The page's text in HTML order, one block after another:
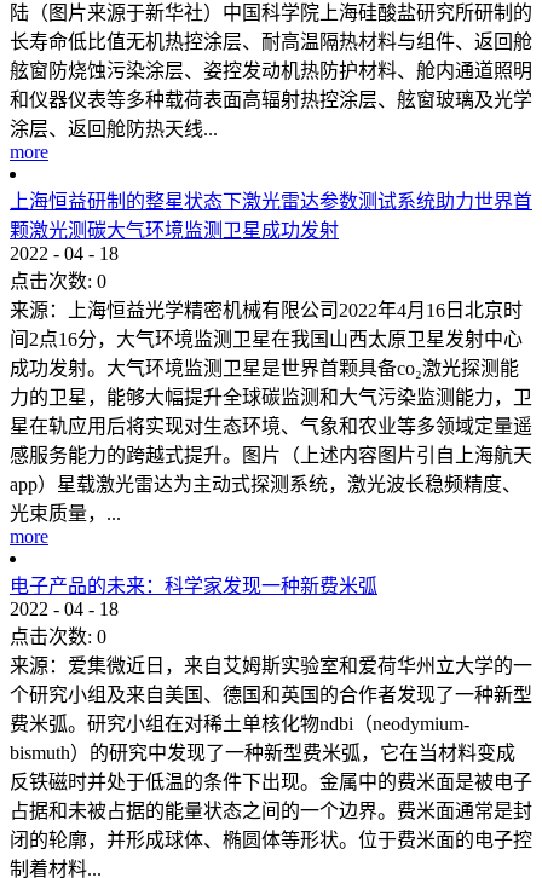
陆（图片来源于新华社）中国科学院上海硅酸盐研究所研制的
长寿命低比值无机热控涂层、耐高温隔热材料与组件、返回舱
舷窗防烧蚀污染涂层、姿控发动机热防护材料、舱内通道照明
和仪器仪表等多种载荷表面高辐射热控涂层、舷窗玻璃及光学
涂层、返回舱防热天线...
more
上海恒益研制的整星状态下激光雷达参数测试系统助力世界首
颗激光测碳大气环境监测卫星成功发射
2022 - 04 - 18
点击次数: 0
来源：上海恒益光学精密机械有限公司2022年4月16日北京时
间2点16分，大气环境监测卫星在我国山西太原卫星发射中心
成功发射。大气环境监测卫星是世界首颗具备co₂激光探测能
力的卫星，能够大幅提升全球碳监测和大气污染监测能力，卫
星在轨应用后将实现对生态环境、气象和农业等多领域定量遥
感服务能力的跨越式提升。图片（上述内容图片引自上海航天
app）星载激光雷达为主动式探测系统，激光波长稳频精度、
光束质量，...
more
电子产品的未来：科学家发现一种新费米弧
2022 - 04 - 18
点击次数: 0
来源：爱集微近日，来自艾姆斯实验室和爱荷华州立大学的一
个研究小组及来自美国、德国和英国的合作者发现了一种新型
费米弧。研究小组在对稀土单核化物ndbi（neodymium-
bismuth）的研究中发现了一种新型费米弧，它在当材料变成
反铁磁时并处于低温的条件下出现。金属中的费米面是被电子
占据和未被占据的能量状态之间的一个边界。费米面通常是封
闭的轮廓，并形成球体、椭圆体等形状。位于费米面的电子控
制着材料...